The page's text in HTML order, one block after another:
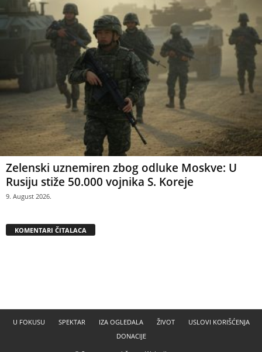
Zelenski uznemiren zbog odluke Moskve: U
Rusiju stiže 50.000 vojnika S. Koreje
9. August 2026.
KOMENTARI ČITALACA
U FOKUSU SPEKTAR IZA OGLEDALA ŽIVOT
USLOVI KORIŠĆENJA
DONACIJE